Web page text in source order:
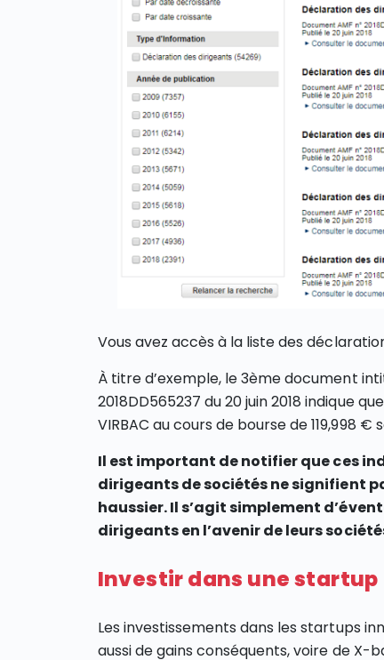
Vous avez accès à la liste des
À titre d’exemple, le 3ème document
2018DD565237 du 20 juin 2018 indique
VIRBAC au cours de bourse de 119,998
Il est important de notifier que ces
dirigeants de sociétés ne signifient
haussier. Il s’agit simplement
dirigeants en l’avenir de leurs
Investir dans une startup
Les investissements dans les startups
aussi de gains conséquents, voire de